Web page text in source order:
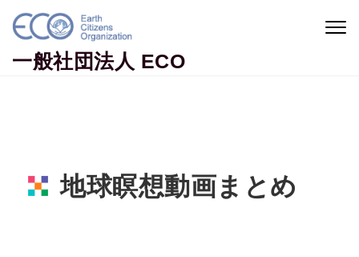
Skip to content
一般社団法人 ECO
地球瞑想動画まとめ